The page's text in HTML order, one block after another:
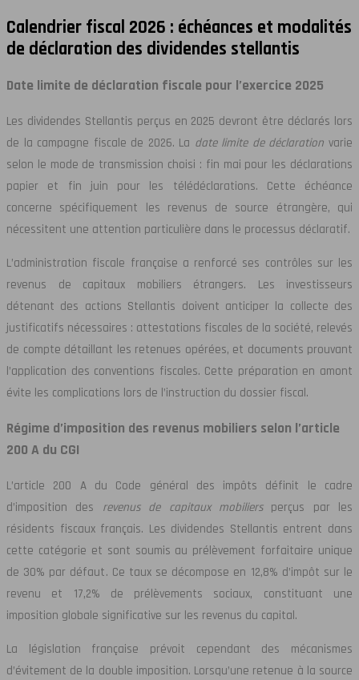
Calendrier fiscal 2026 : échéances et modalités
de déclaration des dividendes stellantis
Date limite de déclaration fiscale pour l’exercice 2025
Les dividendes Stellantis perçus en 2025 devront être déclarés lors
de la campagne fiscale de 2026. La date limite de déclarationvarie
selon le mode de transmission choisi : fin mai pour les déclarations
papier et fin juin pour les télédéclarations. Cette échéance
concerne spécifiquement les revenus de source étrangère, qui
nécessitent une attention particulière dans le processus déclaratif.
L’administration fiscale française a renforcé ses contrôles sur les
revenus de capitaux mobiliers étrangers. Les investisseurs
détenant des actions Stellantis doivent anticiper la collecte des
justificatifs nécessaires : attestations fiscales de la société, relevés
de compte détaillant les retenues opérées, et documents prouvant
l’application des conventions fiscales. Cette préparation en amont
évite les complications lors de l’instruction du dossier fiscal.
Régime d’imposition des revenus mobiliers selon l’article
200 A du CGI
L’article 200 A du Code général des impôts définit le cadre
d’imposition des revenus de capitaux mobiliers perçus par les
résidents fiscaux français. Les dividendes Stellantis entrent dans
cette catégorie et sont soumis au prélèvement forfaitaire unique
de 30% par défaut. Ce taux se décompose en 12,8% d’impôt sur le
revenu et 17,2% de prélèvements sociaux, constituant une
imposition globale significative sur les revenus du capital.
La législation française prévoit cependant des mécanismes
d’évitement de la double imposition. Lorsqu’une retenue à la source